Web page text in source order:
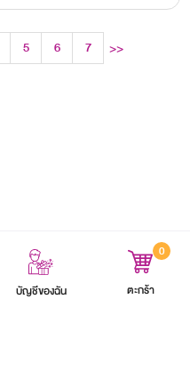
5 6
7
>>
บัญชีของฉัน
0
ตะกร้า
เป็นส่วนตัว แผนผังเว็บไซต์